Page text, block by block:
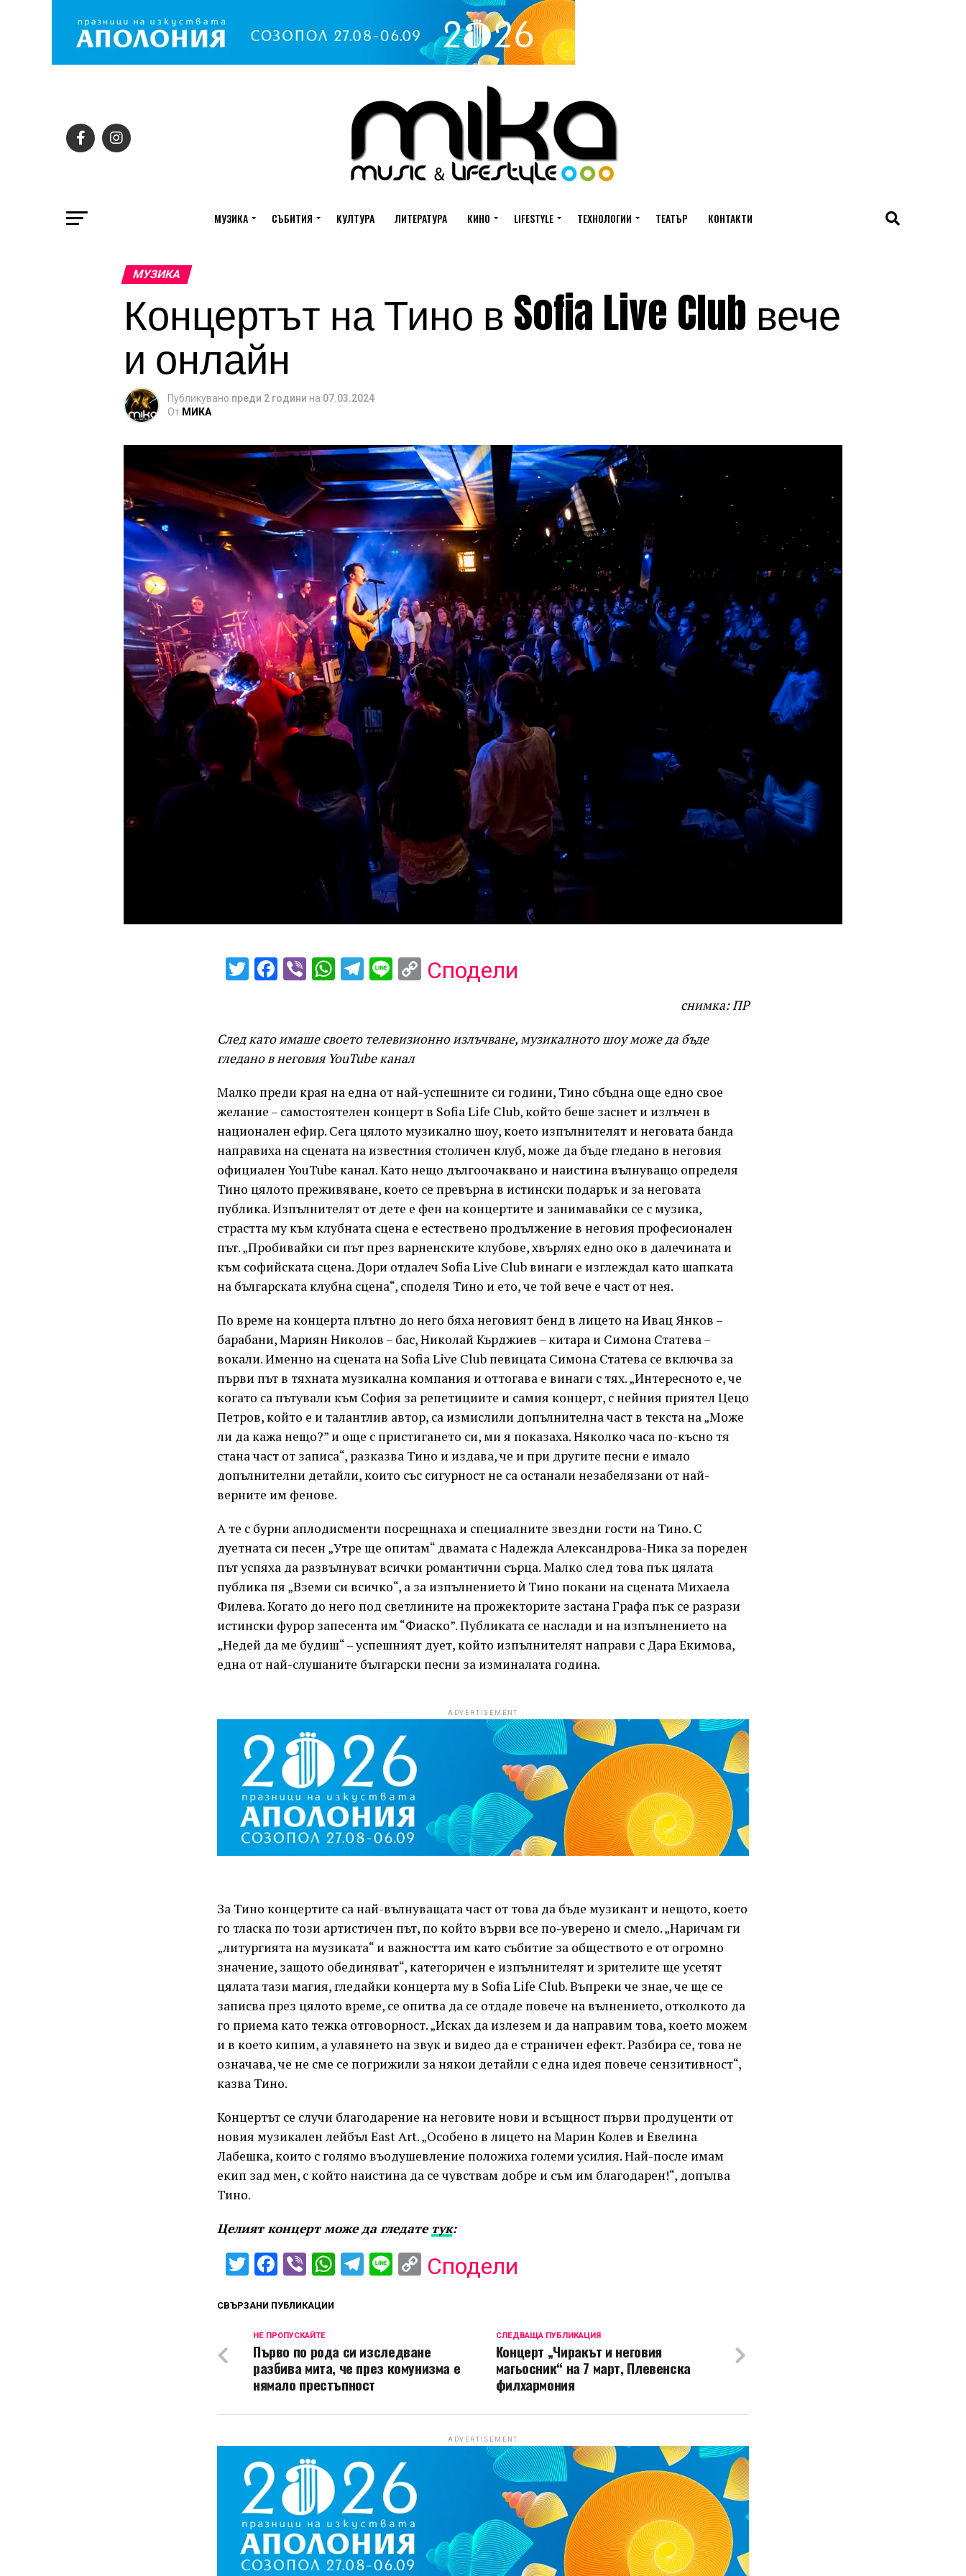
МУЗИКА СЪБИТИЯ КУЛТУРА ЛИТЕРАТУРА КИНО LIFESTYLE ТЕХНОЛОГИИ ТЕАТЪР КОНТАКТИ
МУЗИКА
Концертът на Тино в Sofia Live Club вече
и онлайн
Публикувано преди 2 години на 07.03.2024
От МИКА
Twitter
Facebook
ViberWhatsApp
Telegram
LineCopy
Сподели
снимка: ПР
След като имаше своето телевизионно излъчване, музикалното шоу може да бъде
гледано в неговия YouTube канал
Малко преди края на една от най-успешните си години, Тино сбъдна още едно свое
желание – самостоятелен концерт в Sofia Life Club, който беше заснет и излъчен в
национален ефир. Сега цялото музикално шоу, което изпълнителят и неговата банда
направиха на сцената на известния столичен клуб, може да бъде гледано в неговия
официален YouTube канал. Като нещо дългоочаквано и наистина вълнуващо определя
Тино цялото преживяване, което се превърна в истински подарък и за неговата
публика. Изпълнителят от дете е фен на концертите и занимавайки се с музика,
страстта му към клубната сцена е естествено продължение в неговия професионален
път. „Пробивайки си път през варненските клубове, хвърлях едно око в далечината и
към софийската сцена. Дори отдалеч Sofia Live Club винаги е изглеждал като шапката
на българската клубна сцена“, споделя Тино и ето, че той вече е част от нея.
По време на концерта плътно до него бяха неговият бенд в лицето на Ивац Янков –
барабани, Мариян Николов – бас, Николай Кърджиев – китара и Симона Статева –
вокали. Именно на сцената на Sofia Live Club певицата Симона Статева се включва за
първи път в тяхната музикална компания и оттогава е винаги с тях. „Интересното е, че
когато са пътували към София за репетициите и самия концерт, с нейния приятел Цецо
Петров, който е и талантлив автор, са измислили допълнителна част в текста на „Може
ли да кажа нещо?” и още с пристигането си, ми я показаха. Няколко часа по-късно тя
стана част от записа“, разказва Тино и издава, че и при другите песни е имало
допълнителни детайли, които със сигурност не са останали незабелязани от най-
верните им фенове.
А те с бурни аплодисменти посрещнаха и специалните звездни гости на Тино. С
дуетната си песен „Утре ще опитам“ двамата с Надежда Александрова-Ника за пореден
път успяха да развълнуват всички романтични сърца. Малко след това пък цялата
публика пя „Вземи си всичко“, а за изпълнението ѝ Тино покани на сцената Михаела
Филева. Когато до него под светлините на прожекторите застана Графа пък се разрази
истински фурор запесента им “Фиаско”. Публиката се наслади и на изпълнението на
„Недей да ме будиш“ – успешният дует, който изпълнителят направи с Дара Екимова,
една от най-слушаните български песни за изминалата година.
ADVERTISEMENT
За Тино концертите са най-вълнуващата част от това да бъде музикант и нещото, което
го тласка по този артистичен път, по който върви все по-уверено и смело. „Наричам ги
„литургията на музиката“ и важността им като събитие за обществото е от огромно
значение, защото обединяват“, категоричен е изпълнителят и зрителите ще усетят
цялата тази магия, гледайки концерта му в Sofia Life Club. Въпреки че знае, че ще се
записва през цялото време, се опитва да се отдаде повече на вълнението, отколкото да
го приема като тежка отговорност. „Исках да излезем и да направим това, което можем
и в което кипим, а улавянето на звук и видео да е страничен ефект. Разбира се, това не
означава, че не сме се погрижили за някои детайли с една идея повече сензитивност“,
казва Тино.
Концертът се случи благодарение на неговите нови и всъщност първи продуценти от
новия музикален лейбъл East Art. „Особено в лицето на Марин Колев и Евелина
Лабешка, които с голямо въодушевление положиха големи усилия. Най-после имам
екип зад мен, с който наистина да се чувствам добре и съм им благодарен!“, допълва
Тино.
Целият концерт може да гледате тук:
TwitterFacebook
ViberWhatsApp
Telegram
LineCopy
Сподели
СВЪРЗАНИ ПУБЛИКАЦИИ
СЛЕДВАЩА ПУБЛИКАЦИЯ
Концерт „Чиракът и неговия
магьосник“ на 7 март, Плевенска
филхармония
НЕ ПРОПУСКАЙТЕ
Първо по рода си изследване
разбива мита, че през комунизма е
нямало престъпност
ADVERTISEMENT